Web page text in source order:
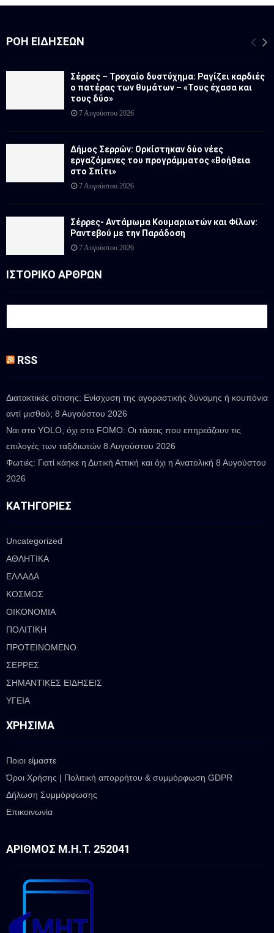
ΡΟΉ ΕΙΔΉΣΕΩΝ
Σέρρες – Τροχαίο δυστύχημα: Ραγίζει καρδιές
ο πατέρας των θυμάτων – «Τους έχασα και
τους δύο»
7 Αυγούστου 2026
Δήμος Σερρών: Ορκίστηκαν δύο νέες
εργαζόμενες του προγράμματος «Βοήθεια
στο Σπίτι»
7 Αυγούστου 2026
Σέρρες- Αντάμωμα Κουμαριωτών και Φίλων:
Ραντεβού με την Παράδοση
7 Αυγούστου 2026
ΙΣΤΟΡΙΚΟ ΑΡΘΡΩΝ
RSS
Διατακτικές σίτισης: Ενίσχυση της αγοραστικής δύναμης ή κουπόνια
αντί μισθού; 8 Αυγούστου 2026
Ναι στο YOLO, όχι στο FOMO: Οι τάσεις που επηρεάζουν τις
επιλογές των ταξιδιωτών 8 Αυγούστου 2026
Φωτιές: Γιατί κάηκε η Δυτική Αττική και όχι η Ανατολική 8 Αυγούστου
2026
ΚΑΤΗΓΟΡΊΕΣ
Uncategorized
ΑΘΛΗΤΙΚΑ
ΕΛΛΑΔΑ
ΚΟΣΜΟΣ
ΟΙΚΟΝΟΜΙΑ
ΠΟΛΙΤΙΚΗ
ΠΡΟΤΕΙΝΟΜΕΝΟ
ΣΕΡΡΕΣ
ΣΗΜΑΝΤΙΚΕΣ ΕΙΔΗΣΕΙΣ
ΥΓΕΙΑ
ΧΡΉΣΙΜΑ
Ποιοι είμαστε
Όροι Χρήσης | Πολιτική απορρήτου & συμμόρφωση GDPR
Δήλωση Συμμόρφωσης
Επικοινωνία
ΑΡΙΘΜΌΣ Μ.Η.Τ. 252041